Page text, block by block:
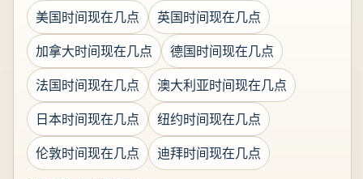
美国时间现在几点
英国时间现在几点
加拿大时间现在几点
德国时间现在几点
法国时间现在几点
澳大利亚时间现在几点
日本时间现在几点
纽约时间现在几点
伦敦时间现在几点
迪拜时间现在几点